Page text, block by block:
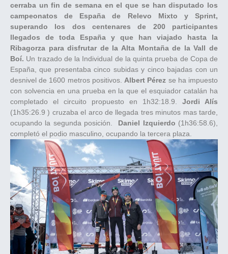
cerraba un fin de semana en el que se han disputado los
campeonatos de España de Relevo Mixto y Sprint,
superando los dos centenares de 200 participantes
llegados de toda España y que han viajado hasta la
Ribagorza para disfrutar de la Alta Montaña de la Vall de
Boí. Un trazado de la Individual de la quinta prueba de Copa de
España, que presentaba cinco subidas y cinco bajadas con un
desnivel de 1600 metros positivos. Albert Pérez se ha impuesto
con solvencia en una prueba en la que el esquiador catalán ha
completado el circuito propuesto en 1h32:18.9. Jordi Alís
(1h35:26.9 ) cruzaba el arco de llegada tres minutos mas tarde,
ocupando la segunda posición.
Daniel Izquierdo (1h36:58.6),
completó el podio masculino, ocupando la tercera plaza.